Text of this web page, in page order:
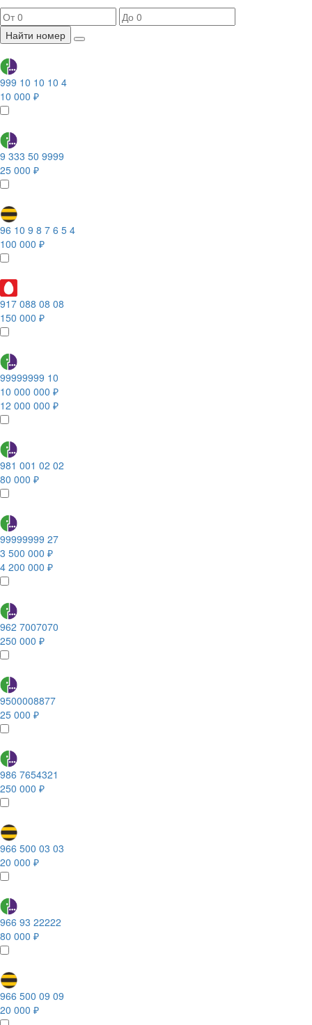
Найти номер
999 10 10 10 4
10 000 ₽
9 333 50 9999
25 000 ₽
96 10 9 8 7 6 5 4
100 000 ₽
917 088 08 08
150 000 ₽
99999999 10
10 000 000 ₽
12 000 000 ₽
981 001 02 02
80 000 ₽
99999999 27
3 500 000 ₽
4 200 000 ₽
962 7007070
250 000 ₽
9500008877
25 000 ₽
986 7654321
250 000 ₽
966 500 03 03
20 000 ₽
966 93 22222
80 000 ₽
966 500 09 09
20 000 ₽